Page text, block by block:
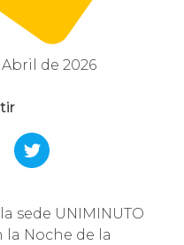
de 2026
sede UNIMINUTO
Noche de la